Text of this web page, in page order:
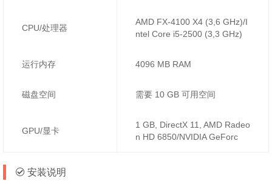
CPU/处理器
AMD FX-4100 X4 (3,6 GHz)/I
ntel Core i5-2500 (3,3 GHz)
运行内存 4096 MB RAM
磁盘空间 需要 10 GB 可用空间
GPU/显卡
1 GB, DirectX 11, AMD Radeo
n HD 6850/NVIDIA GeForc
安装说明